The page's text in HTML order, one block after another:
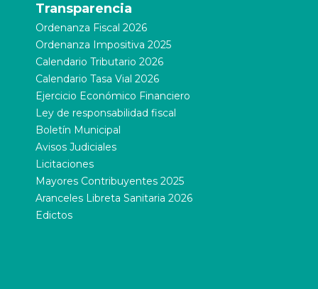
Transparencia
Ordenanza Fiscal 2026
Ordenanza Impositiva 2025
Calendario Tributario 2026
Calendario Tasa Vial 2026
Ejercicio Económico Financiero
Ley de responsabilidad fiscal
Boletín Municipal
Avisos Judiciales
Licitaciones
Mayores Contribuyentes 2025
Aranceles Libreta Sanitaria 2026
Edictos